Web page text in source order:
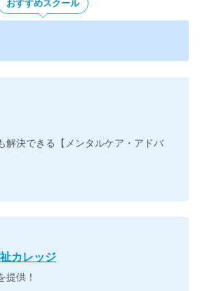
おすすめスクール
解決できる
【メンタルケア・アドバ
カレッジ
提供！